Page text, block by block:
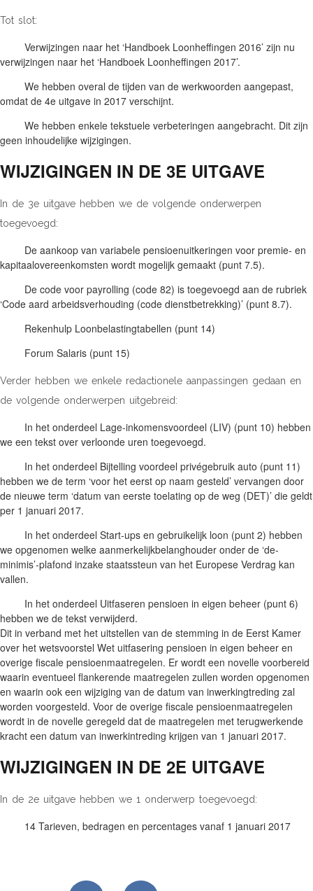
Tot slot:
Verwijzingen naar het ‘Handboek Loonheffingen 2016’ zijn nu
verwijzingen naar het ‘Handboek Loonheffingen 2017’.
We hebben overal de tijden van de werkwoorden aangepast,
omdat de 4e uitgave in 2017 verschijnt.
We hebben enkele tekstuele verbeteringen aangebracht. Dit zijn
geen inhoudelijke wijzigingen.
WIJZIGINGEN IN DE 3E UITGAVE
In de 3e uitgave hebben we de volgende onderwerpen
toegevoegd:
De aankoop van variabele pensioenuitkeringen voor premie- en
kapitaalovereenkomsten wordt mogelijk gemaakt (punt 7.5).
De code voor payrolling (code 82) is toegevoegd aan de rubriek
‘Code aard arbeidsverhouding (code dienstbetrekking)’ (punt 8.7).
Rekenhulp Loonbelastingtabellen (punt 14)
Forum Salaris (punt 15)
Verder hebben we enkele redactionele aanpassingen gedaan en
de volgende onderwerpen uitgebreid:
In het onderdeel Lage-inkomensvoordeel (LIV) (punt 10) hebben
we een tekst over verloonde uren toegevoegd.
In het onderdeel Bijtelling voordeel privégebruik auto (punt 11)
hebben we de term ‘voor het eerst op naam gesteld’ vervangen door
de nieuwe term ‘datum van eerste toelating op de weg (DET)’ die geldt
per 1 januari 2017.
In het onderdeel Start-ups en gebruikelijk loon (punt 2) hebben
we opgenomen welke aanmerkelijkbelanghouder onder de ‘de-
minimis’-plafond inzake staatssteun van het Europese Verdrag kan
vallen.
In het onderdeel Uitfaseren pensioen in eigen beheer (punt 6)
hebben we de tekst verwijderd.
Dit in verband met het uitstellen van de stemming in de Eerst Kamer
over het wetsvoorstel Wet uitfasering pensioen in eigen beheer en
overige fiscale pensioenmaatregelen. Er wordt een novelle voorbereid
waarin eventueel flankerende maatregelen zullen worden opgenomen
en waarin ook een wijziging van de datum van inwerkingtreding zal
worden voorgesteld. Voor de overige fiscale pensioenmaatregelen
wordt in de novelle geregeld dat de maatregelen met terugwerkende
kracht een datum van inwerkintreding krijgen van 1 januari 2017.
WIJZIGINGEN IN DE 2E UITGAVE
In de 2e uitgave hebben we 1 onderwerp toegevoegd:
14 Tarieven, bedragen en percentages vanaf 1 januari 2017